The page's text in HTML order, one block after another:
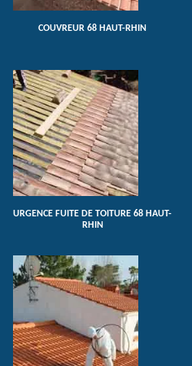
COUVREUR 68 HAUT-RHIN
URGENCE FUITE DE TOITURE 68 HAUT-
RHIN